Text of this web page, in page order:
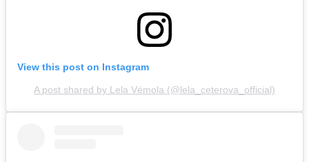
View this post on Instagram
A post shared by Lela Vémola (@lela_ceterova_official)